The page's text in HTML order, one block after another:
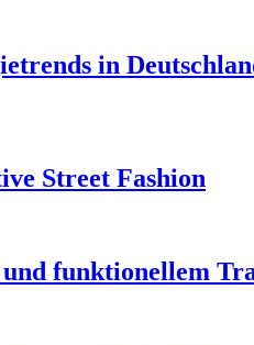
in
Street Fashion
funktionellem